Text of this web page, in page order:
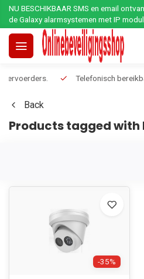
NU BESCHIKBAAR SMS en email
de Galaxy alarmsystemen met IP
Telefonisch bereikbaar op
Back
Products tagged with
-35%